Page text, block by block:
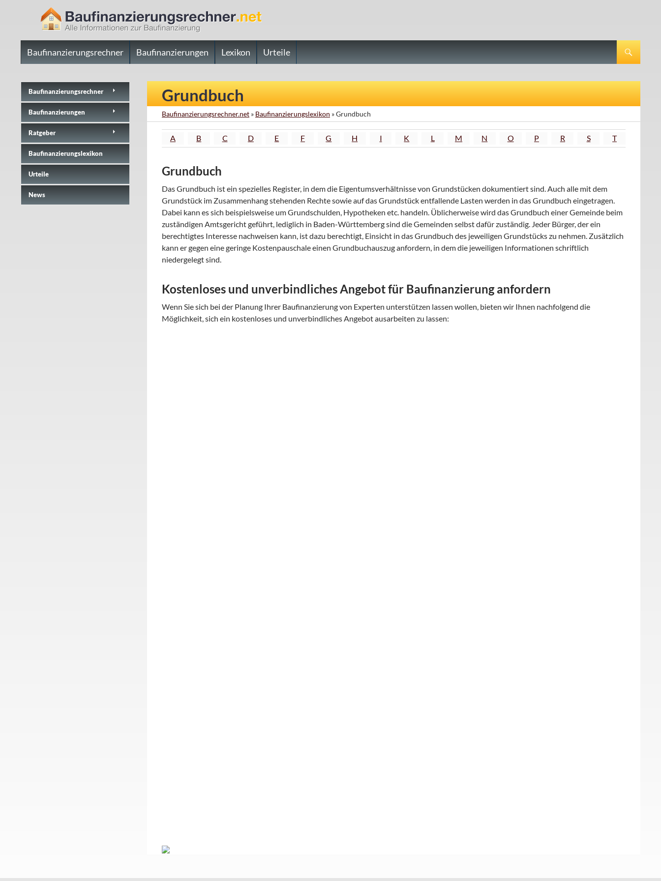
Baufinanzierungsrechner.net
Baufinanzierungsrechner Baufinanzierungen Lexikon Urteile
Grundbuch
Baufinanzierungsrechner.net » Baufinanzierungslexikon » Grundbuch
A B C D E F G H I K L M N O P R S T
Grundbuch
Das Grundbuch ist ein spezielles Register, in dem die Eigentumsverhältnisse von Grundstücken dokumentiert sind. Auch alle mit dem
Grundstück im Zusammenhang stehenden Rechte sowie auf das Grundstück entfallende Lasten werden in das Grundbuch eingetragen.
Dabei kann es sich beispielsweise um Grundschulden, Hypotheken etc. handeln. Üblicherweise wird das Grundbuch einer Gemeinde beim
zuständigen Amtsgericht geführt, lediglich in Baden-Württemberg sind die Gemeinden selbst dafür zuständig. Jeder Bürger, der ein
berechtigtes Interesse nachweisen kann, ist dazu berechtigt, Einsicht in das Grundbuch des jeweiligen Grundstücks zu nehmen. Zusätzlich
kann er gegen eine geringe Kostenpauschale einen Grundbuchauszug anfordern, in dem die jeweiligen Informationen schriftlich
niedergelegt sind.
Kostenloses und unverbindliches Angebot für Baufinanzierung anfordern
Wenn Sie sich bei der Planung Ihrer Baufinanzierung von Experten unterstützen lassen wollen, bieten wir Ihnen nachfolgend die
Möglichkeit, sich ein kostenloses und unverbindliches Angebot ausarbeiten zu lassen:
Baufinanzierungs­rechner
Baufinanzierungen
Ratgeber
Baufinanzierungslexikon
Urteile
News